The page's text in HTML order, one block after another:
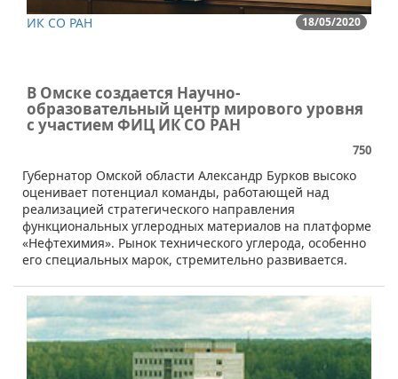
18/05/2020
ИК СО РАН
В Омске создается Научно-
образовательный центр мирового уровня
с участием ФИЦ ИК СО РАН
750
​Губернатор Омской области Александр Бурков высоко
оценивает потенциал команды, работающей над
реализацией стратегического направления
функциональных углеродных материалов на платформе
«Нефтехимия». Рынок технического углерода, особенно
его специальных марок, стремительно развивается.